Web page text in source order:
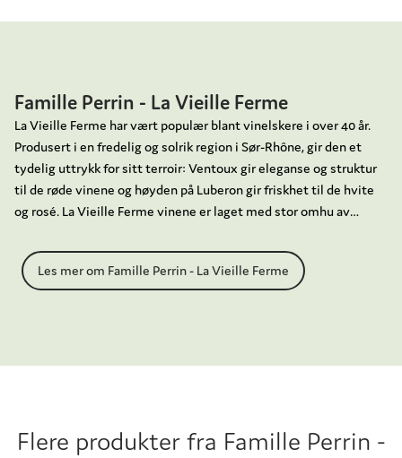
Famille Perrin - La Vieille Ferme
La Vieille Ferme har vært populær blant vinelskere i over 40 år.
Produsert i en fredelig og solrik region i Sør-Rhône, gir den et
tydelig uttrykk for sitt terroir: Ventoux gir eleganse og struktur
til de røde vinene og høyden på Luberon gir friskhet til de hvite
og rosé. La Vieille Ferme vinene er laget med stor omhu av
Perrin ble etablert som vinprodusent allerede i 1909 med kjøpet
av Chateau de Beaucastel i Châteauneuf-du-Pape. Chateau de
Les mer om Famille Perrin - La Vieille Ferme
Flere produkter fra Famille Perrin -